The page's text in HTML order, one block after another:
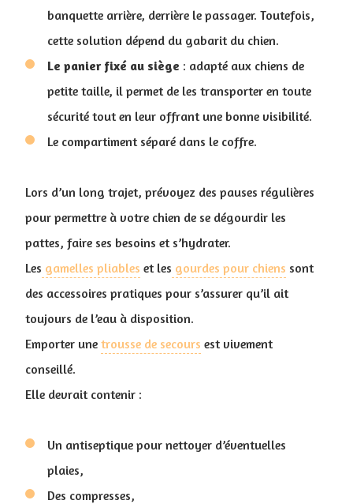
banquette arrière, derrière le passager. Toutefois,
cette solution dépend du gabarit du chien.
Le panier fixé au siège : adapté aux chiens de
petite taille, il permet de les transporter en toute
sécurité tout en leur offrant une bonne visibilité.
Le compartiment séparé dans le coffre.
Lors d’un long trajet, prévoyez des pauses régulières
pour permettre à votre chien de se dégourdir les
pattes, faire ses besoins et s’hydrater.
Les gamelles pliables et les gourdes pour chiens sont
des accessoires pratiques pour s’assurer qu’il ait
toujours de l’eau à disposition.
Emporter une trousse de secours est vivement
conseillé.
Elle devrait contenir :
Un antiseptique pour nettoyer d’éventuelles
plaies,
Des compresses,